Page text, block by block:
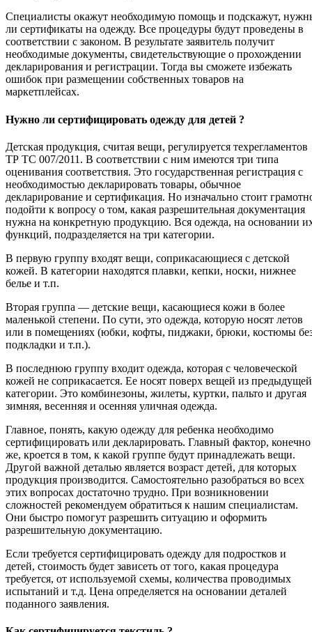
Специалисты окажут необходимую помощь и подскажут,
ли сертификаты на одежду. Все процедуры будут проведены в
соответствии с законом. В результате заявитель получит
необходимые документы, свидетельствующие о прохождении
декларирования и регистрации. Тогда вы сможете избежать
ошибок при размещении собственных товаров на
маркетплейсах.
Нужно ли сертифицировать одежду для детей ?
Детская продукция, считая вещи, регулируется техрегламентов
ТР ТС 007/2011. В соответствии с ним имеются три типа
оценивания соответствия. Это государственная регистрация с
необходимостью декларировать товары, обычное
декларирование и сертификация. Но изначально стоит
подойти к вопросу о том, какая разрешительная документация
нужна на конкретную продукцию. Вся одежда, на основании
функций, подразделяется на три категории.
В первую группу входят вещи, соприкасающиеся с детской
кожей. В категории находятся плавки, кепки, носки, нижнее
белье и т.п.
Вторая группа — детские вещи, касающиеся кожи в более
маленькой степени. По сути, это одежда, которую носят летов
или в помещениях (юбки, кофты, пиджаки, брюки, костюмы
подкладки и т.п.).
В последнюю группу входит одежда, которая с человеческой
кожей не соприкасается. Ее носят поверх вещей из предыдущей
категории. Это комбинезоны, жилеты, куртки, пальто и другая
зимняя, весенняя и осенняя уличная одежда.
Главное, понять, какую одежду для ребенка необходимо
сертифицировать или декларировать. Главный фактор, конечно
же, кроется в том, к какой группе будут принадлежать вещи.
Другой важной деталью является возраст детей, для которых
продукция производится. Самостоятельно разобраться во всех
этих вопросах достаточно трудно. При возникновении
сложностей рекомендуем обратиться к нашим специалистам.
Они быстро помогут разрешить ситуацию и оформить
разрешительную документацию.
Если требуется сертифицировать одежду для подростков и
детей, стоимость будет зависеть от того, какая процедура
требуется, от используемой схемы, количества проводимых
испытаний и т.д. Цена определяется на основании деталей
поданного заявления.